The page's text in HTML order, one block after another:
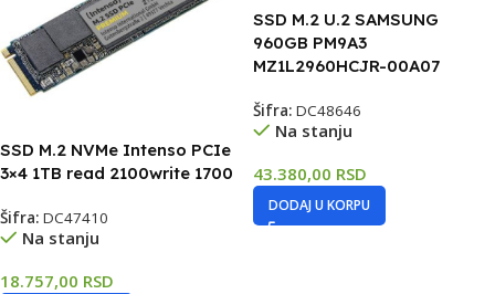
SSD M.2 NVMe Intenso PCIe
3×4 1TB read 2100write 1700
Šifra: DC47410
Na stanju
18.757,00 RSD
SSD M.2 U.2 SAMSUNG
960GB PM9A3
MZ1L2960HCJR-00A07
Šifra: DC48646
Na stanju
43.380,00 RSD
DODAJ U KORPU